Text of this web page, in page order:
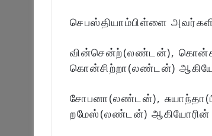
செபஸ்தியாம்பிள்ளை
வின்சென்ற்(லண்டன்),
கொன்சிற்றா(லண்டன்)
சோபனா(லண்டன்),
றமேஸ்(லண்டன்) ஆகியோரின்